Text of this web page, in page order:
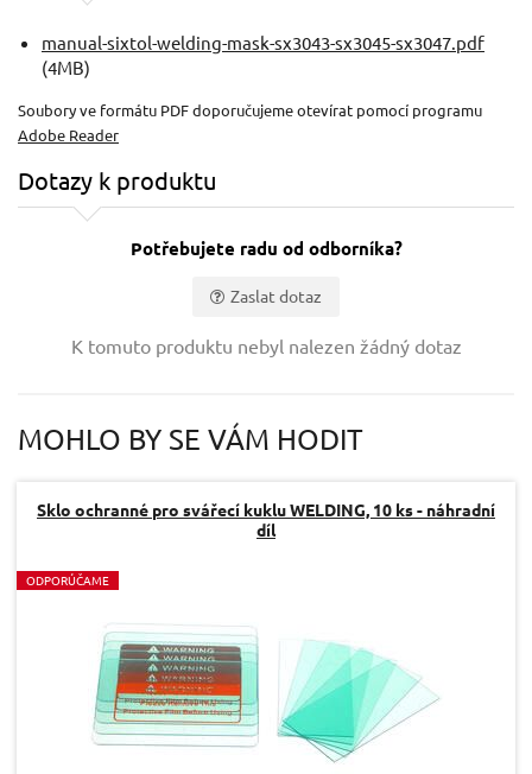
manual-sixtol-welding-mask-sx3043-sx3045-sx3047.pdf
(4MB)
Soubory ve formátu PDF doporučujeme otevírat pomocí programu
Adobe Reader
Dotazy k produktu
Potřebujete radu od odborníka?
Zaslat dotaz
Dotaz:
Odeslat dotaz
K tomuto produktu nebyl nalezen žádný dotaz
MOHLO BY SE VÁM HODIT
Sklo ochranné pro svářecí kuklu WELDING, 10 ks - náhradní
díl
ODPORÚČAME